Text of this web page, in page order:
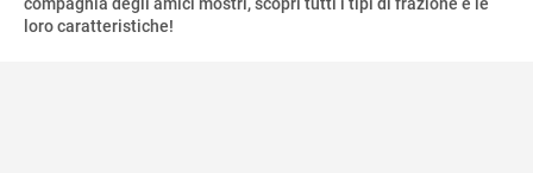
loro caratteristiche!